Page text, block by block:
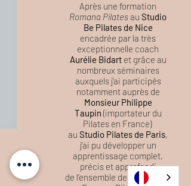
Après une formation
Romana Pilatesau Studio
Be Pilates de Nice
encadrée par la très
exceptionnelle coach
Aurélie Bidartet grâce au
nombreux séminaires
auxquels j’ai participés
notamment auprès de
Monsieur Philippe
Taupin (importateur du
Pilates en France)
au Studio Pilates de Paris,
j’ai pu développer un
apprentissage complet,
précis et approfondi
de l’ensemble de la méthode